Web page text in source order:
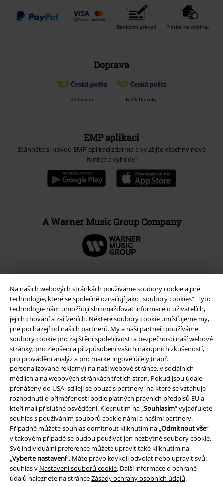
Na našich webových stránkách používáme soubory cookie a jiné
technologie, které se společně označují jako „soubory cookies“. Tyto
technologie nám umožňují shromažďovat informace o uživatelích,
jejich chování a zařízeních. Některé soubory cookie umísťujeme my,
jiné pocházejí od našich partnerů. My a naši partneři používáme
soubory cookie pro zajištění spolehlivosti a bezpečnosti naší webové
stránky, pro zlepšení a přizpůsobení vašich nákupních zkušeností,
pro provádění analýz a pro marketingové účely (např.
personalizované reklamy) na naší webové stránce, v sociálních
médiích a na webových stránkách třetích stran. Pokud jsou údaje
přenášeny do USA, sdílejí se pouze s partnery, na které se vztahuje
rozhodnutí o přiměřenosti podle platných právních předpisů EU a
kteří mají příslušné osvědčení. Klepnutím na „ Souhlasím“ vyjadřujete
souhlas s používáním souborů cookie námi a našimi partnery.
Případně můžete souhlas odmítnout kliknutím na „ Odmítnout vše“ -
v takovém případě se budou používat jen nezbytné soubory cookie.
Své individuální preference můžete upravit také kliknutím na
Vyberte nastavení“. Máte právo kdykoli odvolat nebo upravit svůj
souhlas v Nastavení souborů cookie. Další informace o ochraně
údajů naleznete na stránceZásady ochrany osobních údajů.
Bankovní převod Platba na dobírku
Doprava
Balíkovna Balík Do ruky
EMP aplikaci
Stáhněte si novou EMP aplikaci zdarma a využijte všechny nové
funkce a výhody!
A Warner Music Group Company
Právní informace
Podmínky
Prohlášení
Ochrana osobních údajů
Likvidace odpadu a ochrana životního prostředí
Prohlášení o shodě